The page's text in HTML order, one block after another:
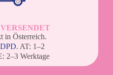
in Österreich.
DPD. AT: 1–2
2–3 Werktage